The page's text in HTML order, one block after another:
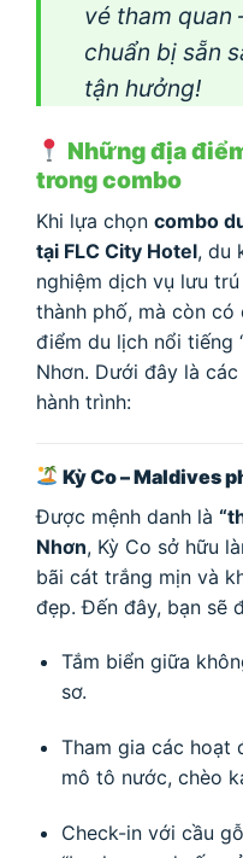
vé tham quan
chuẩn bị sẵn
tận hưởng!
Những địa
trong combo
Khi lựa chọn combo
tại FLC City Hotel, du
nghiệm dịch vụ lưu
thành phố, mà còn
điểm du lịch nổi tiếng
Nhơn. Dưới đây là
hành trình:
Kỳ Co – Maldives
Được mệnh danh là
Nhơn, Kỳ Co sở hữu
bãi cát trắng mịn và
đẹp. Đến đây, bạn sẽ
Tắm biển giữa
sơ.
Tham gia các hoạt
mô tô nước, chèo
Check-in với cầu